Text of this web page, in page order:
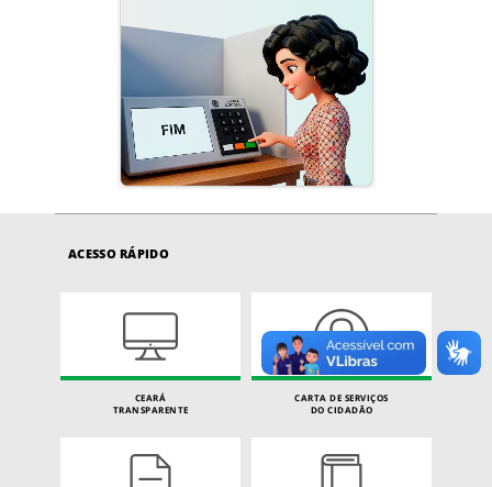
ACESSO RÁPIDO
CEARÁ
TRANSPARENTE
CARTA DE SERVIÇOS
DO CIDADÃO